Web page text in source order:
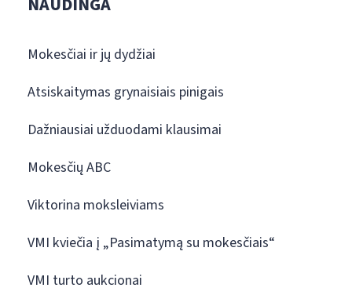
Mokesčiai ir jų dydžiai
Atsiskaitymas grynaisiais pinigais
Dažniausiai užduodami klausimai
Mokesčių ABC
Viktorina moksleiviams
VMI kviečia į „Pasimatymą su mokesčiais“
VMI turto aukcionai